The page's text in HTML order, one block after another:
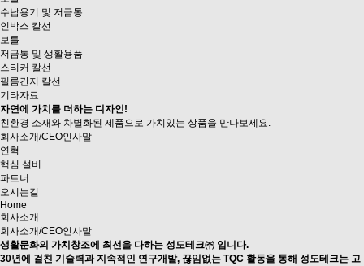
수납용기 및 저금통
인박스 칼선
보틀
저금통 및 생활용품
스티커 칼선
필름간지 칼선
기타자료
자연에 가치를 더하는 디자인!
친환경 소재와 차별화된 제품으로 가치있는 상품을 만나보세요.
회사소개/CEO인사말
연혁
핵심 설비
파트너
오시는길
Home
회사소개
회사소개/CEO인사말
생활문화의 가치창조에
최선을 다하는 성도테크㈜ 입니다.
30년에 걸친 기술력과 지속적인 연구개발, 끊임없는 TQC 활동을 통해 성도테크는 고